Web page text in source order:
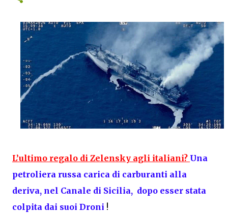
L’ultimo regalo di Zelensky agli italiani? Una
petroliera russa carica di carburanti alla
deriva, nel Canale di Sicilia, dopo esser stata
colpita dai suoi Droni !